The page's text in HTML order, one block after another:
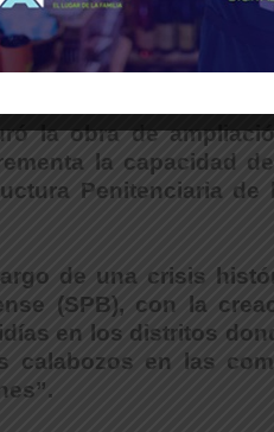
la obra de
la capacidad
Penitenciaria de
de una crisis
(SPB), con la
en los distritos
en las